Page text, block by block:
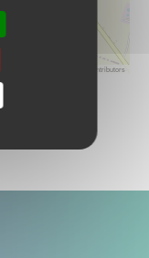
© OpenStreetMap contributors